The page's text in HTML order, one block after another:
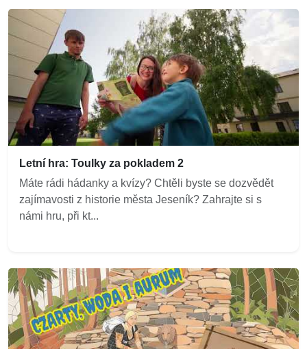
Letní hra: Toulky za pokladem 2
Máte rádi hádanky a kvízy? Chtěli byste se dozvědět
zajímavosti z historie města Jeseník? Zahrajte si s
námi hru, při kt...